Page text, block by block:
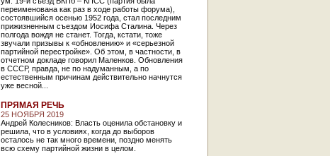
переименована как раз в ходе работы форума),
состоявшийся осенью 1952 года, стал последним
прижизненным съездом Иосифа Сталина. Через
полгода вождя не станет. Тогда, кстати, тоже
звучали призывы к «обновлению» и «серьезной
партийной перестройке». Об этом, в частности, в
отчетном докладе говорил Маленков. Обновления
в СССР, правда, не по надуманным, а по
естественным причинам действительно начнутся
уже весной...
ПРЯМАЯ РЕЧЬ
25 НОЯБРЯ 2019
Андрей Колесников: Власть оценила обстановку и
решила, что в условиях, когда до выборов
осталось не так много времени, поздно менять
всю схему партийной жизни в целом.